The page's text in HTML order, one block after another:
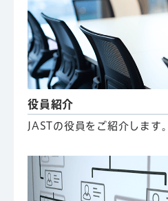
役員紹介
JASTの役員をご紹介します。